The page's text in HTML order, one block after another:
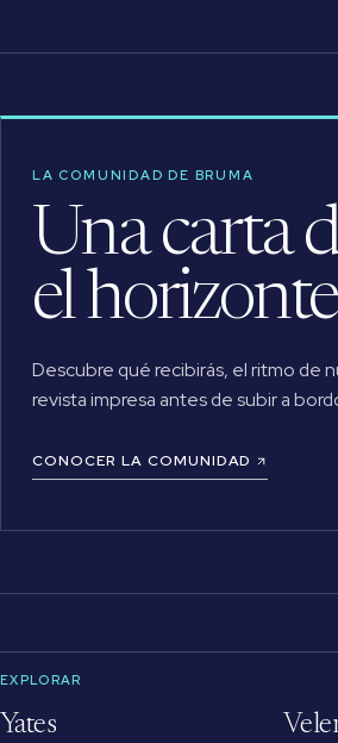
LA COMUNIDAD DE BRUMA
Una carta
el
Descubre qué recibirás, el ritmo de
revista impresa antes de subir a
CONOCER LA COMUNIDAD
EXPLORAR
Yates